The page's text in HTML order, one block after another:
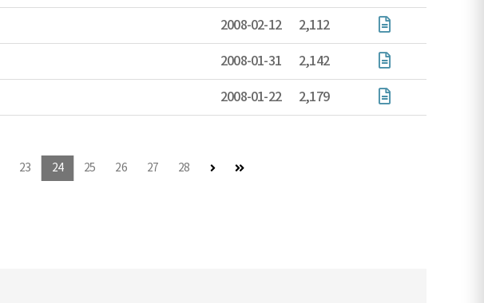
2008-02-12 2,112
2008-01-31 2,142
2008-01-22 2,179
23 24 25 26 27 28 다음 페이지 (이동불가)
마지막 페이지